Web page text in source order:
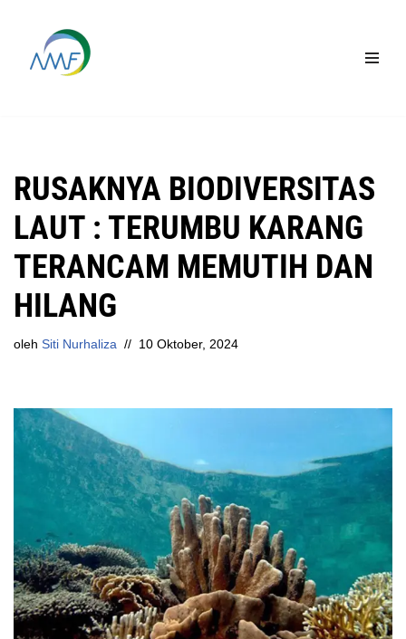
Lompat
RUSAKNYA BIODIVERSITAS
LAUT : TERUMBU KARANG
TERANCAM MEMUTIH DAN
HILANG
oleh Siti Nurhaliza 10 Oktober, 2024